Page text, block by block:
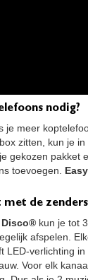
nodig?
je meer
zitten, kun je in
gekozen pakket
toevoegen.
met de
Disco® kun je tot 3
afspelen.
LED-verlichting in
Voor elk